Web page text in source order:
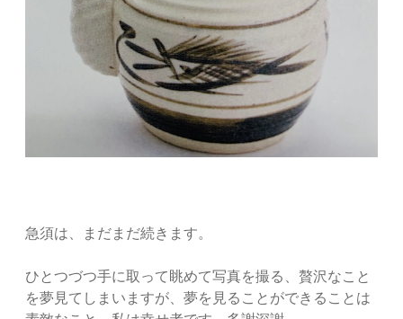
急須は、まだまだ続きます。
ひとつづつ手に取って眺めて写真を撮る、贅沢なこと
を夢見てしまいますが、夢を見ることができることは